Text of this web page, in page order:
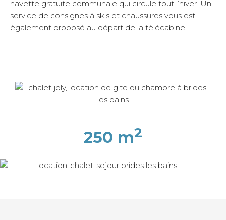
navette gratuite communale qui circule tout l’hiver. Un
service de consignes à skis et chaussures vous est
également proposé au départ de la télécabine.
250 m2